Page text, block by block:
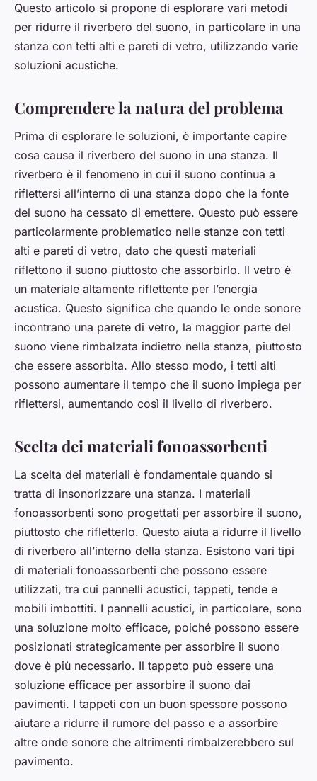
Questo articolo si propone di esplorare vari metodi
per ridurre il riverbero del suono, in particolare in una
stanza con tetti alti e pareti di vetro, utilizzando varie
soluzioni acustiche.
Comprendere la natura del problema
Prima di esplorare le soluzioni, è importante capire
cosa causa il riverbero del suono in una stanza. Il
riverbero è il fenomeno in cui il suono continua a
riflettersi all’interno di una stanza dopo che la fonte
del suono ha cessato di emettere. Questo può essere
particolarmente problematico nelle stanze con tetti
alti e pareti di vetro, dato che questi materiali
riflettono il suono piuttosto che assorbirlo. Il vetro è
un materiale altamente riflettente per l’energia
acustica. Questo significa che quando le onde sonore
incontrano una parete di vetro, la maggior parte del
suono viene rimbalzata indietro nella stanza, piuttosto
che essere assorbita. Allo stesso modo, i tetti alti
possono aumentare il tempo che il suono impiega per
riflettersi, aumentando così il livello di riverbero.
Scelta dei materiali fonoassorbenti
La scelta dei materiali è fondamentale quando si
tratta di insonorizzare una stanza. I materiali
fonoassorbenti sono progettati per assorbire il suono,
piuttosto che rifletterlo. Questo aiuta a ridurre il livello
di riverbero all’interno della stanza. Esistono vari tipi
di materiali fonoassorbenti che possono essere
utilizzati, tra cui pannelli acustici, tappeti, tende e
mobili imbottiti. I pannelli acustici, in particolare, sono
una soluzione molto efficace, poiché possono essere
posizionati strategicamente per assorbire il suono
dove è più necessario. Il tappeto può essere una
soluzione efficace per assorbire il suono dai
pavimenti. I tappeti con un buon spessore possono
aiutare a ridurre il rumore del passo e a assorbire
altre onde sonore che altrimenti rimbalzerebbero sul
pavimento.